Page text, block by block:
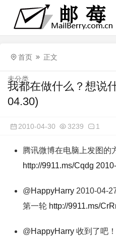
首页 正文
未分类
我都在做什么？想说
04.30)
2010-04-30 3239 1
腾讯微博在电脑上发图的
http://9911.ms/Cqdg
@HappyHarry 2010-04-
第一轮 http://9911.ms/
@HappyHarry 收到了吧！